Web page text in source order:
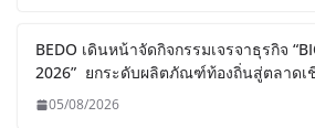
BEDO เดินหน้าจัดกิจกรรมเจรจาธุรกิจ
2026” ยกระดับผลิตภัณฑ์ท้องถิ่นสู่ตลาดเ
05/08/2026